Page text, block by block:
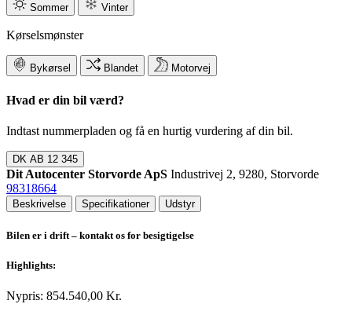
Sommer Vinter
Kørselsmønster
Bykørsel Blandet Motorvej
Hvad er din bil værd?
Indtast nummerpladen og få en hurtig vurdering af din bil.
DK AB 12 345
Dit Autocenter Storvorde ApS Industrivej 2, 9280, Storvorde
98318664
Beskrivelse Specifikationer Udstyr
Bilen er i drift – kontakt os for besigtigelse
Highlights:
Nypris: 854.540,00 Kr.